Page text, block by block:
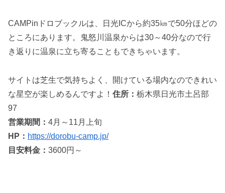
CAMPinドロブックルは、日光ICから約35㎞で50分ほどの
ところにあります。鬼怒川温泉からは30～40分なので行
き返りに温泉に立ち寄ることもできちゃいます。
サイトは芝生で気持ちよく、開けている場内なのできれい
な星空が楽しめるんですよ！ 住所： 栃木県日光市土呂部
97
営業期間： 4月～11月上旬
HP： https://dorobu-camp.jp/
目安料金： 3600円～